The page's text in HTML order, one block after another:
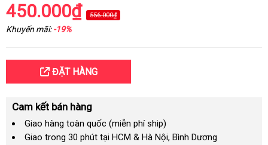
450.000₫ 556.000₫
Khuyến mãi:-19%
ĐẶT HÀNG
Cam kết bán hàng
Giao hàng toàn quốc (miễn phí ship)
Giao trong 30 phút tại HCM & Hà Nội, Bình Dương